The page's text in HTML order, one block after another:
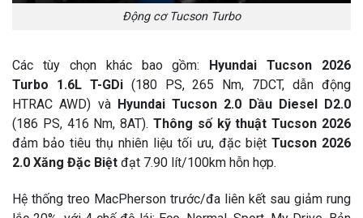
Động cơ Tucson Turbo
Các tùy chọn khác bao gồm: Hyundai Tucson 2026
Turbo
1.6L T-GDi(180 PS, 265 Nm, 7DCT, dẫn động
HTRAC AWD) và Hyundai Tucson 2.0 Dầu Diesel D2.0
(186 PS, 416 Nm, 8AT). Thông số kỹ thuật Tucson 2026
đảm bảo tiêu thụ nhiên liệu tối ưu, đặc biệt Tucson 2026
2.0 Xăng Đặc Biệt đạt 7.90 lít/100km hỗn hợp.
Hệ thống treo MacPherson trước/đa liên kết sau giảm rung